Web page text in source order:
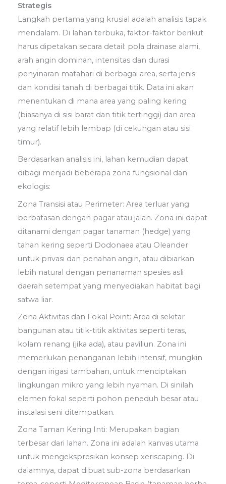
Strategis
Langkah pertama yang krusial adalah analisis tapak
mendalam. Di lahan terbuka, faktor-faktor berikut
harus dipetakan secara detail: pola drainase alami,
arah angin dominan, intensitas dan durasi
penyinaran matahari di berbagai area, serta jenis
dan kondisi tanah di berbagai titik. Data ini akan
menentukan di mana area yang paling kering
(biasanya di sisi barat dan titik tertinggi) dan area
yang relatif lebih lembap (di cekungan atau sisi
timur).
Berdasarkan analisis ini, lahan kemudian dapat
dibagi menjadi beberapa zona fungsional dan
ekologis:
Zona Transisi atau Perimeter: Area terluar yang
berbatasan dengan pagar atau jalan. Zona ini dapat
ditanami dengan pagar tanaman (hedge) yang
tahan kering seperti Dodonaea atau Oleander
untuk privasi dan penahan angin, atau dibiarkan
lebih natural dengan penanaman spesies asli
daerah setempat yang menyediakan habitat bagi
satwa liar.
Zona Aktivitas dan Fokal Point: Area di sekitar
bangunan atau titik-titik aktivitas seperti teras,
kolam renang (jika ada), atau paviliun. Zona ini
memerlukan penanganan lebih intensif, mungkin
dengan irigasi tambahan, untuk menciptakan
lingkungan mikro yang lebih nyaman. Di sinilah
elemen fokal seperti pohon peneduh besar atau
instalasi seni ditempatkan.
Zona Taman Kering Inti: Merupakan bagian
terbesar dari lahan. Zona ini adalah kanvas utama
untuk mengekspresikan konsep xeriscaping. Di
dalamnya, dapat dibuat sub-zona berdasarkan